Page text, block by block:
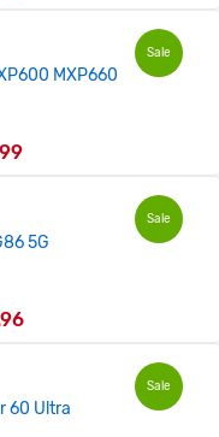
Sale
MXP660
Sale
5G
Sale
60 Ultra